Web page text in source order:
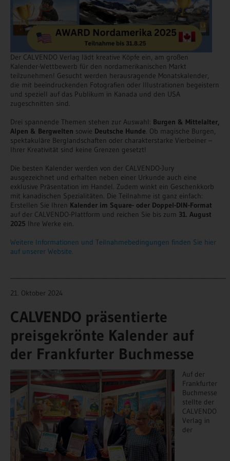
Der CALVENDO Verlag lädt kreative Köpfe ein, am großen
Kalender-Wettbewerb für den nordamerikanischen Markt
teilzunehmen! Gesucht werden herausragende Monatskalender,
die mit beeindruckenden Fotografien oder Illustrationen begeistern
und speziell auf das Publikum in Kanada und den USA
zugeschnitten sind.
Drei spannende Themen stehen zur Auswahl: Burgen & Mittelalter,
Alpen & Bergwelten sowie Deutsche Hunde . Ob magische Burgen,
spektakuläre Berglandschaften oder charakterstarke Vierbeiner –
Ihrer Kreativität sind keine Grenzen gesetzt!
Die besten Kalender werden von der CALVENDO-Jury
ausgezeichnet und erhalten neben einer Urkunde auch eine
exklusive Präsentation im Handel. Zudem winkt ein Geschenkkorb
mit kanadischen Spezialitäten. Die Teilnahme ist ganz einfach:
Erstellen Sie Ihren Kalender im Square- oder Doppel-DIN-Format
auf der CALVENDO-Plattform und reichen Sie bis zum 31. August
2025 Ihre Werke ein.
Weitere Informationen und Teilnahmebedingungen finden Sie hier
auf unserer Website.
21. Oktober 2024
CALVENDO präsentierte
preisgekrönte Kalender auf
der Frankfurter Buchmesse
Auf der
Frankfurter
Buchmesse
stellte der
CALVENDO
Verlag in
der